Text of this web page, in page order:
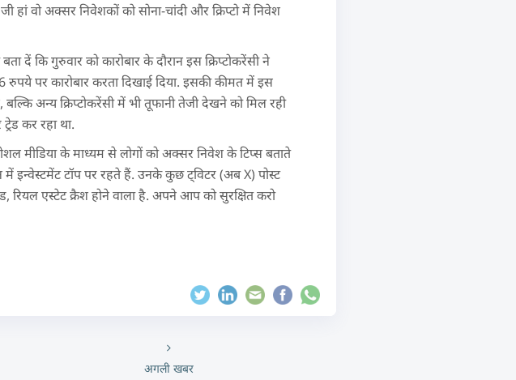
वो अक्सर निवेशकों को सोना-चांदी और क्रिप्टो में निवेश
कि गुरुवार को कारोबार के दौरान इस क्रिप्टोकरेंसी ने
पर कारोबार करता दिखाई दिया. इसकी कीमत में इस
अन्य क्रिप्टोकरेंसी में भी तूफानी तेजी देखने को मिल रही
कर रहा था.
के माध्यम से लोगों को अक्सर निवेश के टिप्स बताते
इन्वेस्टमेंट टॉप पर रहते हैं. उनके कुछ ट्विटर (अब X) पोस्ट
एस्टेट क्रैश होने वाला है. अपने आप को सुरक्षित करो
अगली खबर